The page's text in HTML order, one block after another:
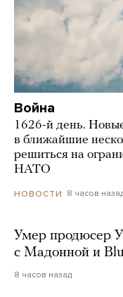
Война
1626-й день.
в ближайшие
решиться на
НАТО
НОВОСТИ 8 часов
Умер продюсер
с Мадонной и
8 часов назад